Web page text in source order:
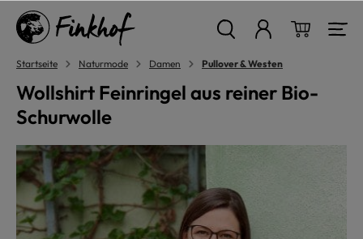
springen
Startseite Naturmode Damen Pullover & Westen
Wollshirt Feinringel aus reiner Bio-
Schurwolle
Bildergalerie überspringen